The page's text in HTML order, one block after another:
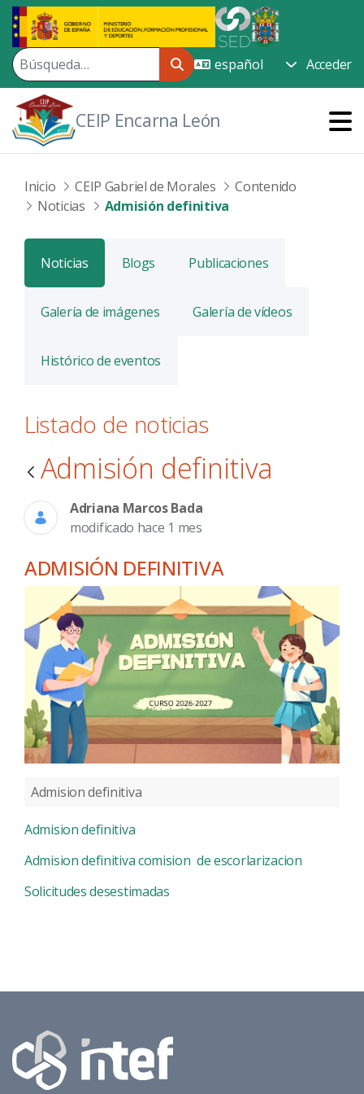
Saltar al contenido principal
Acceder
CEIP Encarna León
Inicio CEIP Gabriel de Morales
Contenido
Noticias
Admisión definitiva
Noticias Blogs Publicaciones
Galería de imágenes Galería de vídeos
Histórico de eventos
Listado de noticias
Admisión definitiva
Adriana Marcos Bada
modificado hace 1 mes
ADMISIÓN DEFINITIVA
Admision definitiva
Admision definitiva
Admision definitiva comision de escorlarizacion
Solicitudes desestimadas